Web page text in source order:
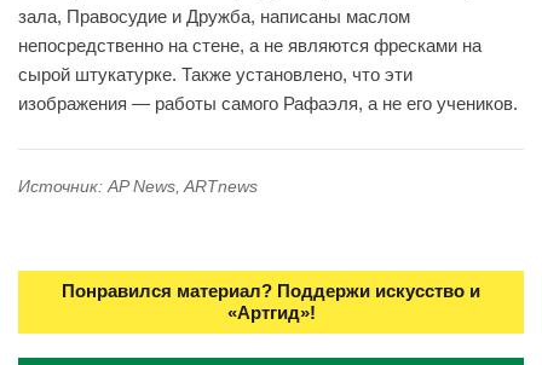
зала, Правосудие и Дружба, написаны маслом
непосредственно на стене, а не являются фресками на
сырой штукатурке. Также установлено, что эти
изображения — работы самого Рафаэля, а не его учеников.
Источник: AP News, ARTnews
Понравился материал? Поддержи искусство и
«Артгид»!